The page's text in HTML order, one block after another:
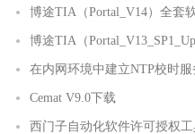
博途TIA（Portal_V14）全套
博途TIA（
在内网环境中建立NTP校时服
Cemat V9.0下载
西门子自动化软件许可授权